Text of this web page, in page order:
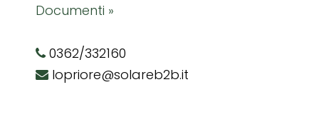
Documenti »
0362/332160
lopriore@solareb2b.it